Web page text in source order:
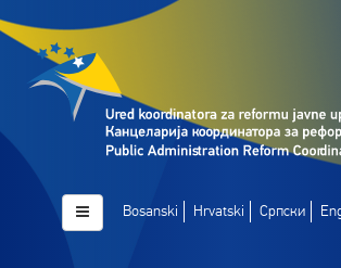
Bosanski Hrvatski Српски